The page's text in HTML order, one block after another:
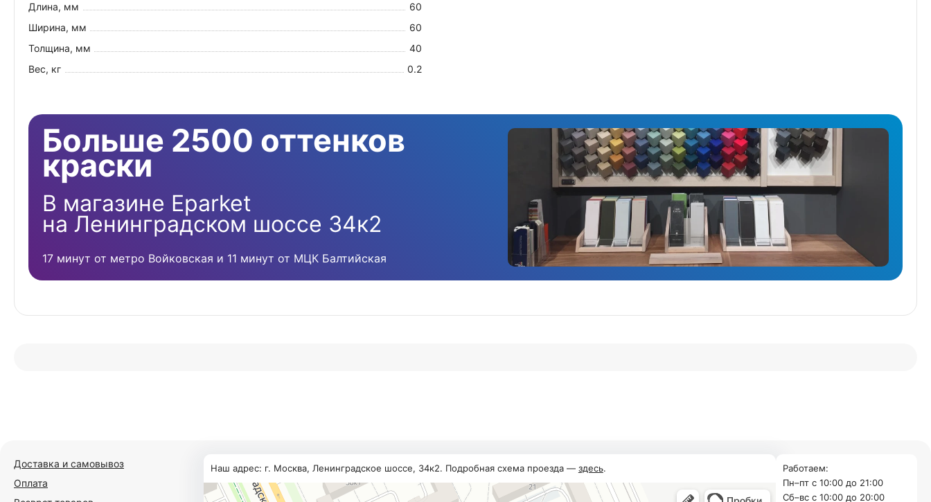
Длина, мм
60
Ширина, мм
60
Толщина, мм
40
Вес, кг
0.2
Больше 2500 оттенков
краски
В магазине Eparket
на Ленинградском шоссе 34к2
17 минут от метро Войковская и 11 минут от МЦК Балтийская
Доставка и самовывоз
Оплата
Наш адрес: г. Москва, Ленинградское шоссе, 34к2. Подробная схема проезда — здесь.
Работаем:
Пн–пт с 10:00 до 21:00
Cб–вс с 10:00 до 20:00